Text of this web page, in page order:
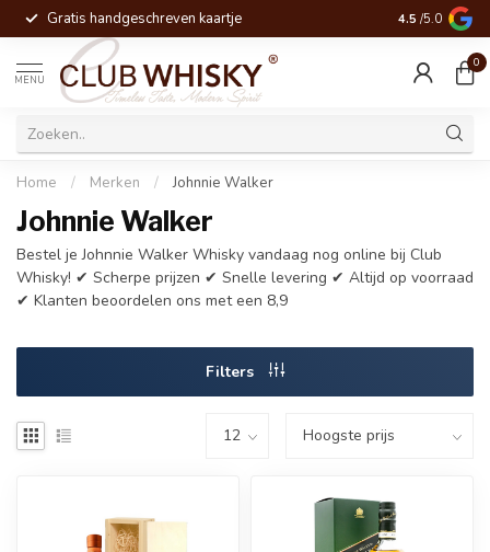
Gratis handgeschreven kaartje Voor 16:00
4.5 /5.0
MENU
0
Home / Merken / Johnnie Walker
Johnnie Walker
Bestel je Johnnie Walker Whisky vandaag nog online bij Club
Whisky! ✔ Scherpe prijzen ✔ Snelle levering ✔ Altijd op voorraad
✔ Klanten beoordelen ons met een 8,9
Filters